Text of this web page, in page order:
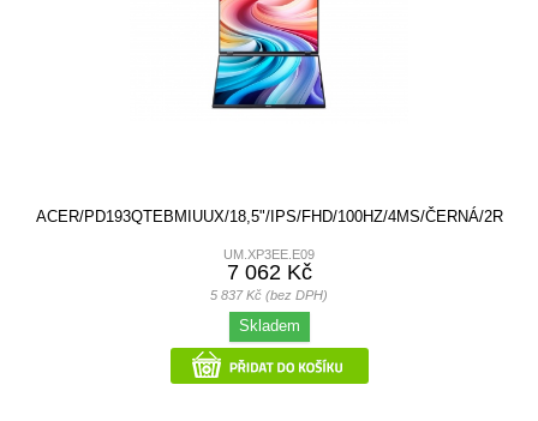
ACER/PD193QTEBMIUUX/18,5"/IPS/FHD/100HZ/4MS/ČERNÁ/2R
UM.XP3EE.E09
7 062 Kč
5 837 Kč (bez DPH)
Skladem